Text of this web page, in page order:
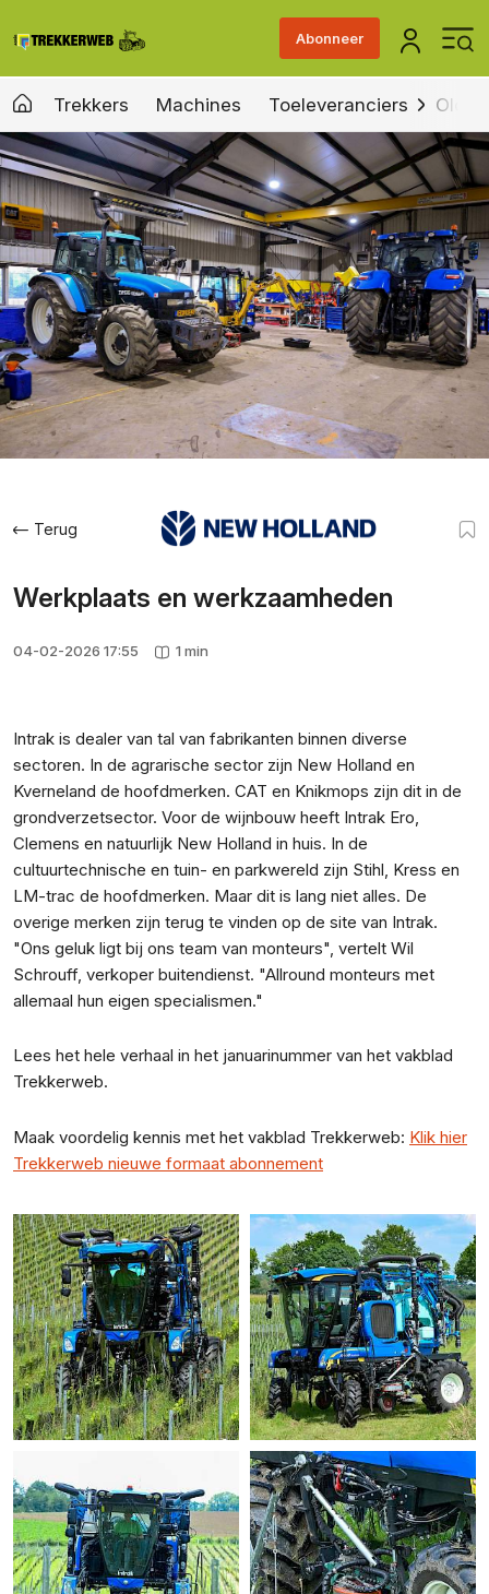
Abonneer
Trekkers Machines Toeleveranciers Old &
Terug
Werkplaats en werkzaamheden
04-02-2026 17:55 1 min
Intrak is dealer van tal van fabrikanten binnen diverse
sectoren. In de agrarische sector zijn New Holland en
Kverneland de hoofdmerken. CAT en Knikmops zijn dit in de
grondverzetsector. Voor de wijnbouw heeft Intrak Ero,
Clemens en natuurlijk New Holland in huis. In de
cultuurtechnische en tuin- en parkwereld zijn Stihl, Kress en
LM-trac de hoofdmerken. Maar dit is lang niet alles. De
overige merken zijn terug te vinden op de site van Intrak.
"Ons geluk ligt bij ons team van monteurs", vertelt Wil
Schrouff, verkoper buitendienst. "Allround monteurs met
allemaal hun eigen specialismen."
Lees het hele verhaal in het januarinummer van het vakblad
Trekkerweb.
Maak voordelig kennis met het vakblad Trekkerweb: Klik hier
Trekkerweb nieuwe formaat abonnement